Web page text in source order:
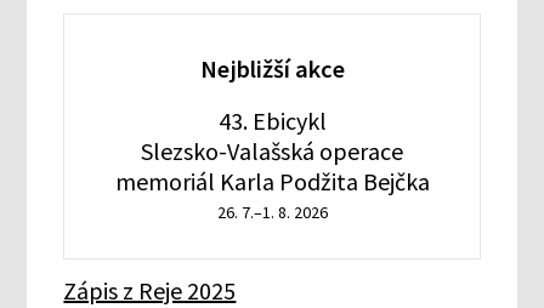
Nejbližší akce
43. Ebicykl
Slezsko-Valašská operace
memoriál Karla Podžita Bejčka
26. 7.–1. 8. 2026
Zápis z Reje 2025